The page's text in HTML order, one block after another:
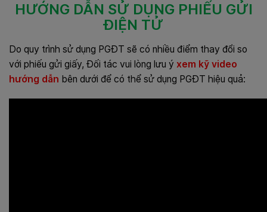
HƯỚNG DẪN SỬ DỤNG PHIẾU GỬI
ĐIỆN TỬ
Do quy trình sử dụng PGĐT sẽ có nhiều điểm thay đổi so
với phiếu gửi giấy, Đối tác vui lòng lưu ý xem kỹ video
hướng dẫn bên dưới để có thể sử dụng PGĐT hiệu quả: